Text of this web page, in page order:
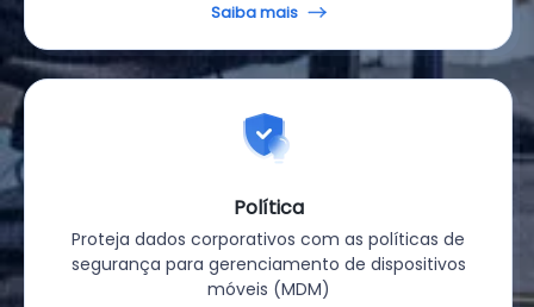
Saiba mais
Política
Proteja dados corporativos com as políticas de
segurança para gerenciamento de dispositivos
móveis (MDM)